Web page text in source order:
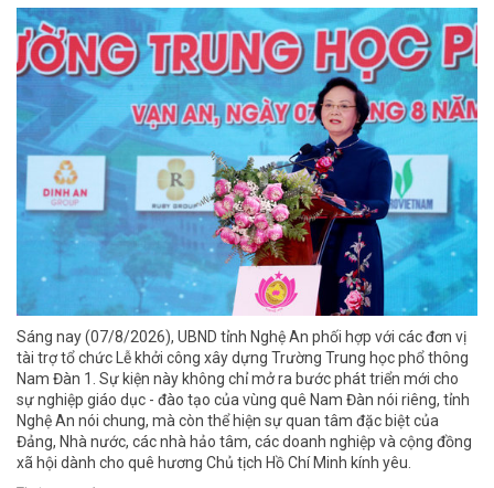
Sáng nay (07/8/2026), UBND tỉnh Nghệ An phối hợp với các đơn vị
tài trợ tổ chức Lễ khởi công xây dựng Trường Trung học phổ thông
Nam Đàn 1. Sự kiện này không chỉ mở ra bước phát triển mới cho
sự nghiệp giáo dục - đào tạo của vùng quê Nam Đàn nói riêng, tỉnh
Nghệ An nói chung, mà còn thể hiện sự quan tâm đặc biệt của
Đảng, Nhà nước, các nhà hảo tâm, các doanh nghiệp và cộng đồng
xã hội dành cho quê hương Chủ tịch Hồ Chí Minh kính yêu.